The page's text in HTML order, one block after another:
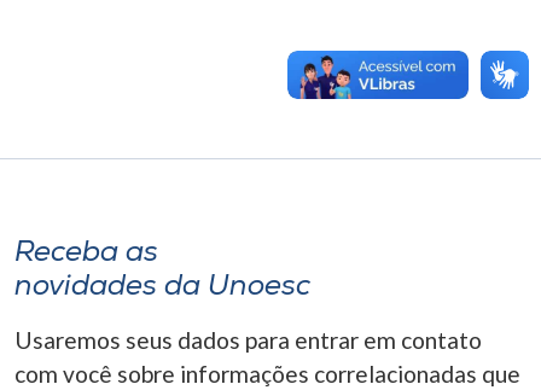
Receba as
novidades da Unoesc
Usaremos seus dados para entrar em contato
com você sobre informações correlacionadas que